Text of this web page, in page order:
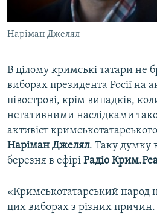
УКРАЇНСЬКА ПРОБЛЕМА КРИМУ
ІНФОГРАФІКА
Qırımtatar
ДОЛУЧАЙСЯ!
Усі сайти RFE/RL
Наріман Джелял
В цілому кримські татари не
виборах президента Росії на
півострові, крім випадків,
негативними наслідками
активіст
Наріман Джелял. Таку думку
березня в ефірі Радіо
«Кримськотатарський народ
цих виборах з різних причин.